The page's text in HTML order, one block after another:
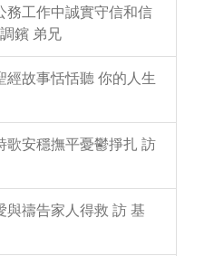
務工作中誠實守信和信
鑌 弟兄
經故事恬恬聽 你的人生
歌安穩撫平憂鬱掙扎 訪
與禱告家人得救 訪 基